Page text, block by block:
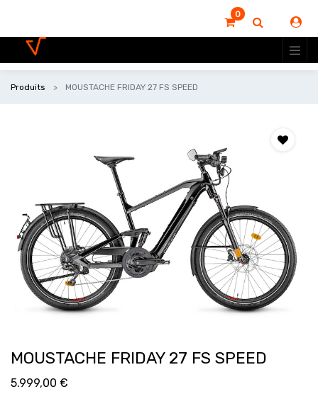
0
Produits MOUSTACHE FRIDAY 27 FS SPEED
MOUSTACHE FRIDAY 27 FS SPEED
5.999,00 €